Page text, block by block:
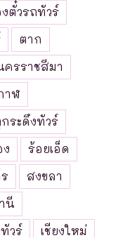
ตั๋วรถทัวร์
ตาก
ครราชสีมา
าฬ
ระดึงทัวร์
ง
ร้อยเอ็ด
สงขลา
นี
วร์
เชียงใหม่